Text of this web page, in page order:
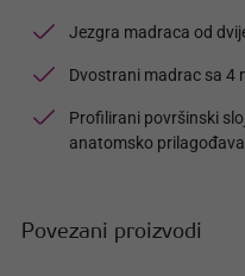
Jezgra madraca od
Dvostrani madrac sa 4
Profilirani površinski
anatomsko
Povezani proizvodi